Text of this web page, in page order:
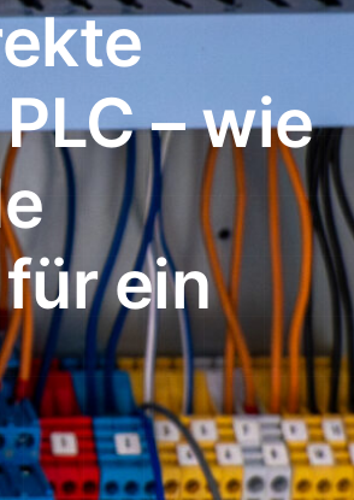
– wie
ein